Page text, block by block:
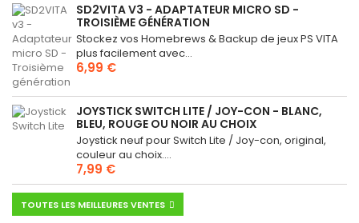
SD2VITA V3 - ADAPTATEUR MICRO SD -
TROISIÈME GÉNÉRATION
Stockez vos Homebrews & Backup de jeux PS VITA
plus facilement avec...
6,99 €
JOYSTICK SWITCH LITE / JOY-CON - BLANC,
BLEU, ROUGE OU NOIR AU CHOIX
Joystick neuf pour Switch Lite / Joy-con, original,
couleur au choix....
7,99 €
TOUTES LES MEILLEURES VENTES